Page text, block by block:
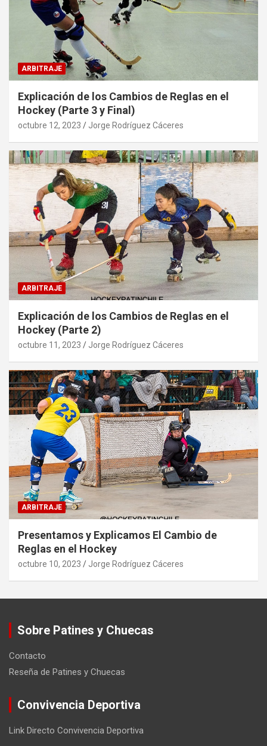
ARBITRAJE
Explicación de los Cambios de Reglas en el
Hockey (Parte 3 y Final)
octubre 12, 2023 Jorge Rodríguez Cáceres
ARBITRAJE
Explicación de los Cambios de Reglas en el
Hockey (Parte 2)
octubre 11, 2023 Jorge Rodríguez Cáceres
ARBITRAJE
Presentamos y Explicamos El Cambio de
Reglas en el Hockey
octubre 10, 2023 Jorge Rodríguez Cáceres
Sobre Patines y Chuecas
Contacto
Reseña de Patines y Chuecas
Convivencia Deportiva
Link Directo Convivencia Deportiva